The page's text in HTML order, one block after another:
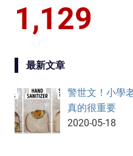
1,129
最新文章
警世文！小學
真的很重要
2020-05-18